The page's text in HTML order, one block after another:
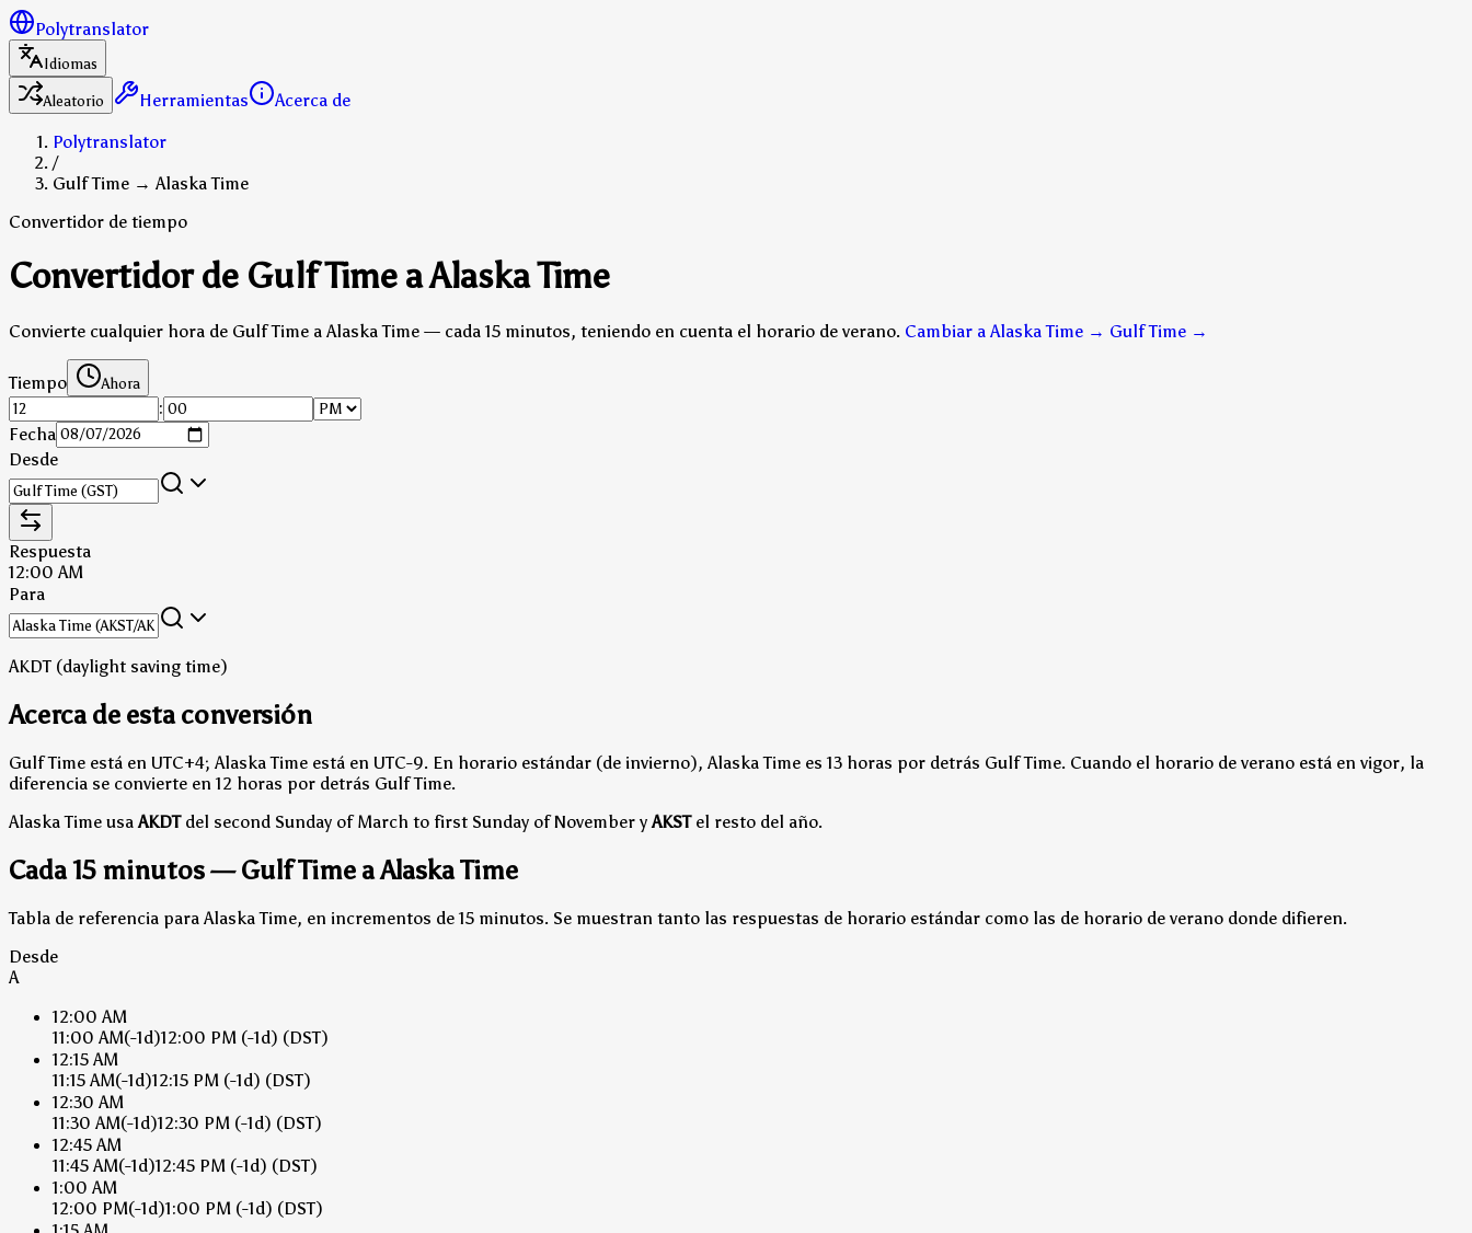
Polytranslator
Idiomas
Aleatorio
Herramientas
Acerca de
Polytranslator
/
Gulf Time → Alaska Time
Convertidor de tiempo
Convertidor de Gulf Time a Alaska Time
Convierte cualquier hora de Gulf Time a Alaska Time — cada 15 minutos, teniendo en cuenta el horario de verano. Cambiar a Alaska Time → Gulf Time →
Tiempo Ahora
:
Fecha
Desde
Respuesta
12:00 AM
Para
AKDT (daylight saving time)
Acerca de esta conversión
Gulf Time está en UTC+4; Alaska Time está en UTC-9. En horario estándar (de invierno), Alaska Time es 13 horas por detrás Gulf Time. Cuando el horario de verano está en vigor, la
diferencia se convierte en 12 horas por detrás Gulf Time.
Alaska Time usa AKDTdel second Sunday of March to first Sunday of November y AKSTel resto del año.
Cada 15 minutos — Gulf Time a Alaska Time
Tabla de referencia para Alaska Time, en incrementos de 15 minutos. Se muestran tanto las respuestas de horario estándar como las de horario de verano donde difieren.
Desde
A
12:00 AM
11:00 AM(-1d)12:00 PM (-1d) (DST)
12:15 AM
11:15 AM(-1d)12:15 PM (-1d) (DST)
12:30 AM
11:30 AM(-1d)12:30 PM (-1d) (DST)
12:45 AM
11:45 AM(-1d)12:45 PM (-1d) (DST)
1:00 AM
12:00 PM(-1d)1:00 PM (-1d) (DST)